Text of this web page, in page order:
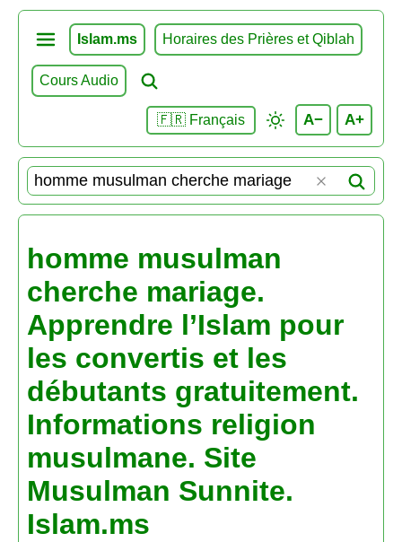
Islam.ms Horaires des Prières et Qiblah
Cours Audio
🇫🇷 Français A− A+
homme musulman
cherche mariage.
Apprendre l’Islam pour
les convertis et les
débutants gratuitement.
Informations religion
musulmane. Site
Musulman Sunnite.
Islam.ms